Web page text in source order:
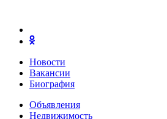
Новости
Вакансии
Биография
Объявления
Недвижимость